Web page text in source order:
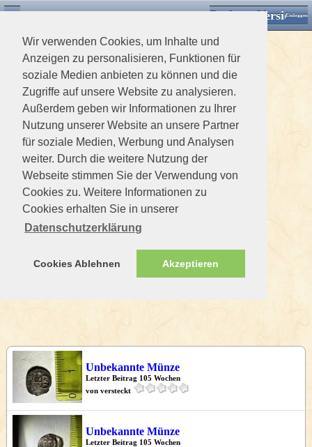
Wir verwenden Cookies, um Inhalte und
Anzeigen zu personalisieren, Funktionen für
soziale Medien anbieten zu können und die
Zugriffe auf unsere Website zu analysieren.
Außerdem geben wir Informationen zu Ihrer
Nutzung unserer Website an unsere Partner
für soziale Medien, Werbung und Analysen
weiter. Durch die weitere Nutzung der
Webseite stimmen Sie der Verwendung von
Cookies zu. Weitere Informationen zu
Cookies erhalten Sie in unserer
Datenschutzerklärung
Cookies Ablehnen Akzeptieren
Desktop VersionEinloggen
Unbekannte Münze
Letzter Beitrag 105 Wochen
von versteckt
Unbekannte Münze
Letzter Beitrag 105 Wochen